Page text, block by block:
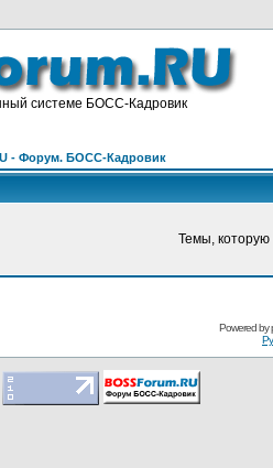
системе БОСС-Кадровик
- Форум. БОСС-Кадровик
Темы, которую
Pоwerеd by